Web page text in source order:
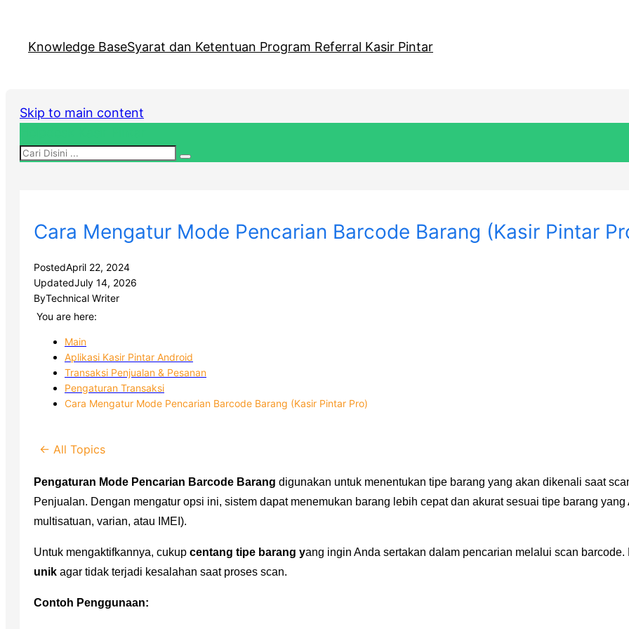
Knowledge BaseSyarat dan Ketentuan Program Referral Kasir Pintar
Skip to main content
Cara Mengatur Mode Pencarian Barcode Barang (Kasir Pintar
PostedApril 22, 2024
UpdatedJuly 14, 2026
ByTechnical Writer
You are here:
Main
Aplikasi Kasir Pintar Android
Transaksi Penjualan & Pesanan
Pengaturan Transaksi
Cara Mengatur Mode Pencarian Barcode Barang (Kasir Pintar Pro)
← All Topics
Pengaturan Mode Pencarian Barcode Barang digunakan untuk menentukan tipe barang yang akan dikenali saat
Penjualan. Dengan mengatur opsi ini, sistem dapat menemukan barang lebih cepat dan akurat sesuai tipe barang
multisatuan, varian, atau IMEI).
Untuk mengaktifkannya, cukup centang tipe barang yang ingin Anda sertakan dalam pencarian melalui scan
unik agar tidak terjadi kesalahan saat proses scan.
Contoh Penggunaan: